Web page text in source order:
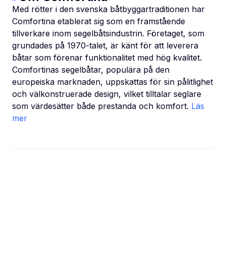
Med rötter i den svenska båtbyggartraditionen har
Comfortina etablerat sig som en framstående
tillverkare inom segelbåtsindustrin. Företaget, som
grundades på 1970-talet, är känt för att leverera
båtar som förenar funktionalitet med hög kvalitet.
Comfortinas segelbåtar, populära på den
europeiska marknaden, uppskattas för sin pålitlighet
och välkonstruerade design, vilket tilltalar seglare
som värdesätter både prestanda och komfort. Läs
mer